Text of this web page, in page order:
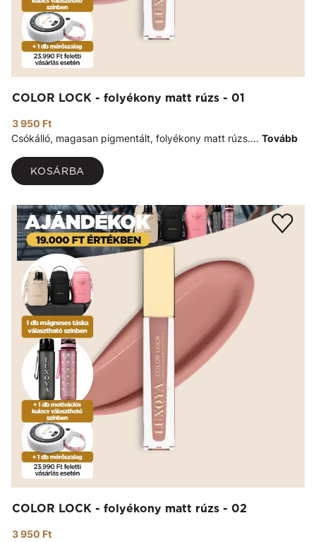
COLOR LOCK - folyékony matt rúzs - 01
3 950 Ft
Csókálló, magasan pigmentált, folyékony matt rúzs.... Tovább
KOSÁRBA
COLOR LOCK - folyékony matt rúzs - 02
3 950 Ft